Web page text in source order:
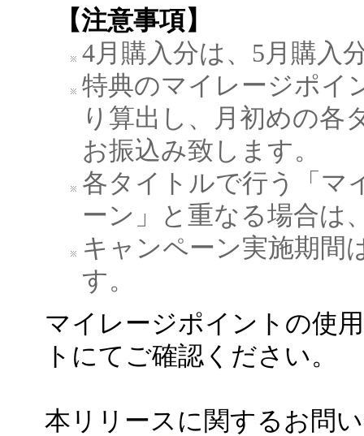
【注意事項】
4月購入分は、5月購入
特典のマイレージポイ
り算出し、月初めの各
お振込み致します。
各タイトルで行う「マ
ーン」と重なる場合は
キャンペーン実施期間
す。
マイレージポイントの使
トにてご確認ください。
本リリースに関するお問